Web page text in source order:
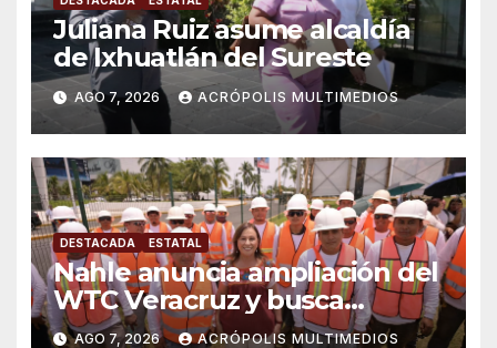
Juliana Ruiz asume alcaldía
de Ixhuatlán del Sureste
AGO 7, 2026 ACRÓPOLIS MULTIMEDIOS
DESTACADA ESTATAL
Nahle anuncia ampliación del
WTC Veracruz y busca
solución para ingenio en crisis
AGO 7, 2026 ACRÓPOLIS MULTIMEDIOS